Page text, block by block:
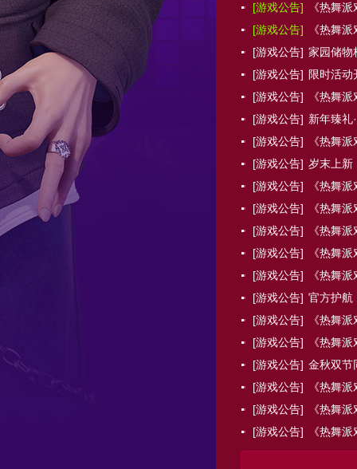
[游戏公告]
《热舞
[游戏公告]
《热舞
[游戏公告] 家园储物
[游戏公告] 限时活动
[游戏公告]
《热舞
[游戏公告] 新年臻礼
[游戏公告]
《热舞
[游戏公告] 岁末上新
[游戏公告]
《热舞
[游戏公告]
《热舞
[游戏公告]
《热舞
[游戏公告]
《热舞
[游戏公告]
《热舞
[游戏公告] 官方护航
[游戏公告]
《热舞
[游戏公告]
《热舞
[游戏公告] 金秋双节
[游戏公告]
《热舞
[游戏公告]
《热舞
[游戏公告]
《热舞